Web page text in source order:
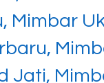
Mimbar
Jati,